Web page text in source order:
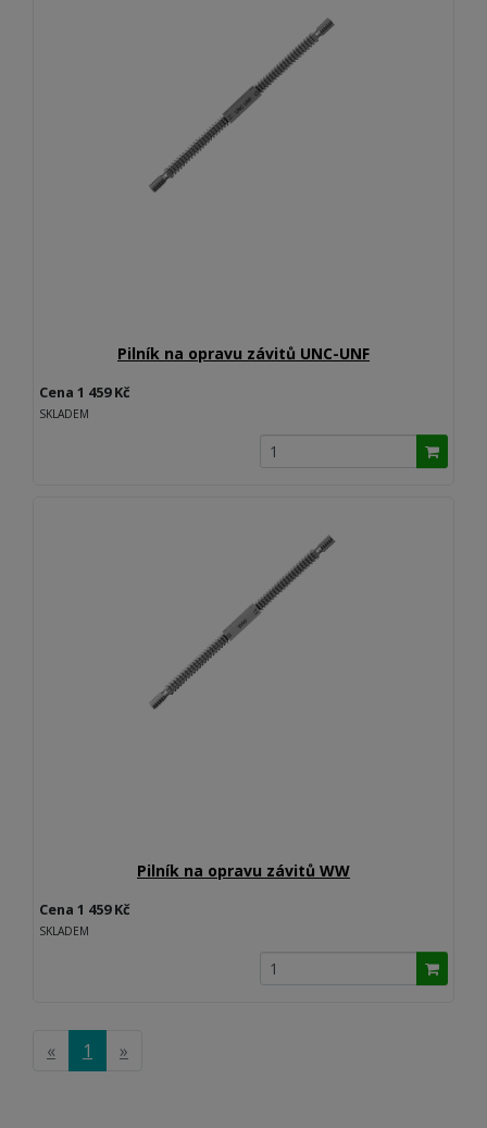
Pilník na opravu závitů UNC-UNF
Cena 1 459 Kč
SKLADEM
Pilník na opravu závitů WW
Cena 1 459 Kč
SKLADEM
« 1 »